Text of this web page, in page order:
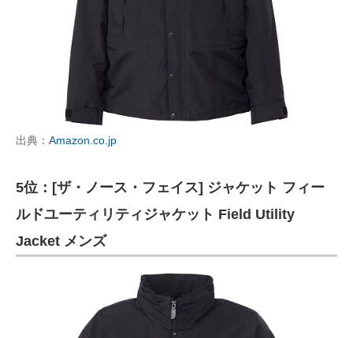
出典： Amazon.co.jp
5位：[ザ・ノース・フェイス] ジャケット フィー
ルドユーティリティジャケット Field Utility
Jacket メンズ